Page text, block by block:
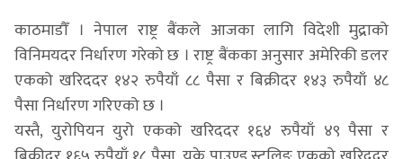
काठमाडौँ । नेपाल राष्ट्र बैंकले आजका लागि विदेशी मुद्राको
विनिमयदर निर्धारण गरेको छ । राष्ट्र बैंकका अनुसार अमेरिकी डलर
एकको खरिददर १४२ रुपैयाँ ८८ पैसा र बिक्रीदर १४३ रुपैयाँ ४८
पैसा निर्धारण गरिएको छ ।
यस्तै, युरोपियन युरो एकको खरिददर १६४ रुपैयाँ ४९ पैसा र